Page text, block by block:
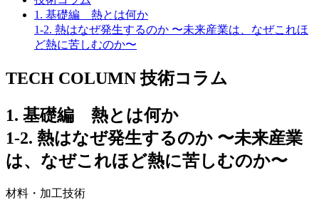
1. 基礎編 熱とは何か
1-2. 熱はなぜ発生するのか 〜未来産業は、なぜこれほ
ど熱に苦しむのか〜
TECH COLUMN 技術コラム
1. 基礎編 熱とは何か
1-2. 熱はなぜ発生するのか 〜未来産業
は、なぜこれほど熱に苦しむのか〜
材料・加工技術